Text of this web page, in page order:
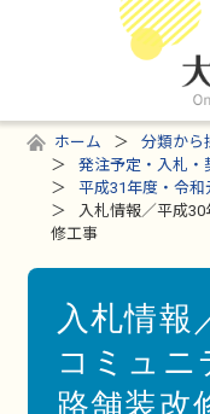
ホーム 分類から
発注予定・入札・
平成31年度・令和
入札情報／平成
修工事
入札情
コミュニ
路舗装改